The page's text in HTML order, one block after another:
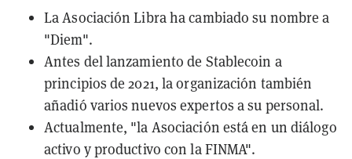
La Asociación Libra ha cambiado su nombre a
"Diem".
Antes del lanzamiento de Stablecoin a
principios de 2021, la organización también
añadió varios nuevos expertos a su personal.
Actualmente, "la Asociación está en un diálogo
activo y productivo con la FINMA".